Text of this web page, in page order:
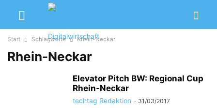
Start Schlagworte Rhein-Neckar
Rhein-Neckar
Elevator Pitch BW: Regional Cup
Rhein-Neckar
techtag Redaktion - 31/03/2017